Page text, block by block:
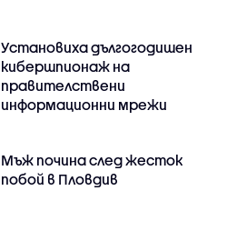
Установиха дългогодишен
кибершпионаж на
правителствени
информационни мрежи
Мъж почина след жесток
побой в Пловдив